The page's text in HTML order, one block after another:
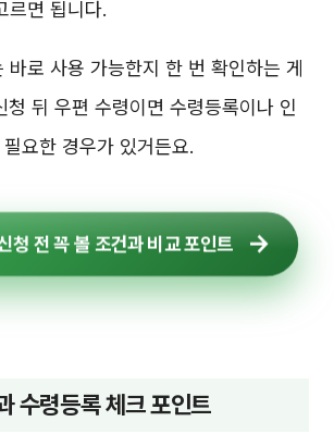
르면 됩니다.
바로 사용 가능한지 한 번 확인하는 게
청 뒤 우편 수령이면 수령등록이나 인
요한 경우가 있거든요.
청 전 꼭 볼 조건과 비교 포인트
수령등록 체크 포인트